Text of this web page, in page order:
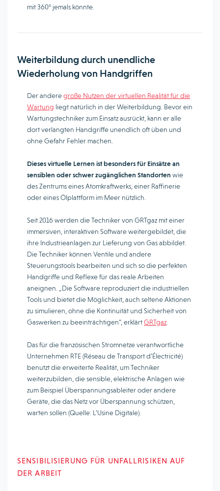
mit 360° jemals könnte.
Weiterbildung durch unendliche
Wiederholung von Handgriffen
Der anderegroße Nutzen der virtuellen Realität für die
Wartung liegt natürlich in der Weiterbildung. Bevor ein
Wartungstechniker zum Einsatz ausrückt, kann er alle
dort verlangten Handgriffe unendlich oft üben und
ohne Gefahr Fehler machen.
Dieses virtuelle Lernen ist besonders für Einsätze an
sensiblen oder schwer zugänglichen Standorten wie
des Zentrums eines Atomkraftwerks, einer Raffinerie
oder eines Ölplattform im Meer nützlich.
Seit 2016 werden die Techniker von GRTgaz mit einer
immersiven, interaktiven Software weitergebildet, die
ihre Industrieanlagen zur Lieferung von Gas abbildet.
Die Techniker können Ventile und andere
Steuerungstools bearbeiten und sich so die perfekten
Handgriffe und Reflexe für das reale Arbeiten
aneignen. „Die Software reproduziert die industriellen
Tools und bietet die Möglichkeit, auch seltene Aktionen
zu simulieren, ohne die Kontinuität und Sicherheit von
Gaswerken zu beeinträchtigen“, erklärtGRTgaz
Das für die französischen Stromnetze verantwortliche
Unternehmen RTE (Réseau de Transport d’Électricité)
benutzt die erweiterte Realität, um Techniker
weiterzubilden, die sensible, elektrische Anlagen wie
zum Beispiel Überspannungsableiter oder andere
Geräte, die das Netz vor Überspannung schützen,
warten sollen (Quelle: L’Usine Digitale).
SENSIBILISIERUNG FÜR UNFALLRISIKEN AUF
DER ARBEIT